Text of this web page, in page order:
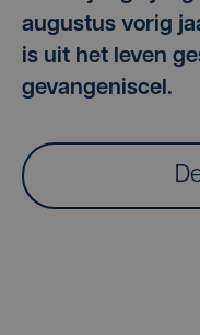
augustus vorig
is uit het leven
gevangeniscel.